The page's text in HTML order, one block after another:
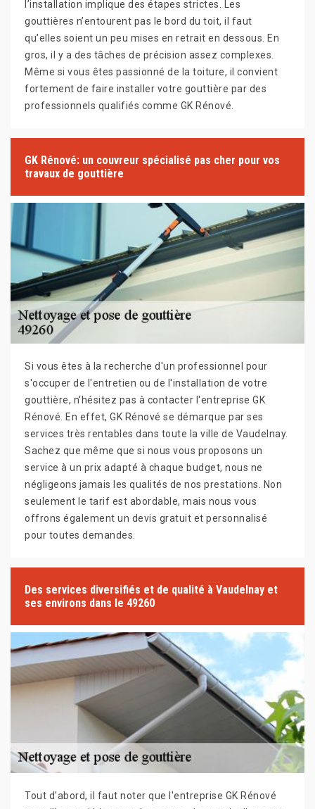
l’installation implique des étapes strictes. Les
gouttières n’entourent pas le bord du toit, il faut
qu’elles soient un peu mises en retrait en dessous. En
gros, il y a des tâches de précision assez complexes.
Même si vous êtes passionné de la toiture, il convient
fortement de faire installer votre gouttière par des
professionnels qualifiés comme GK Rénové.
GK Rénové: un couvreur spécialisé pas cher pour vos
travaux de gouttière
Si vous êtes à la recherche d'un professionnel pour
s'occuper de l'entretien ou de l'installation de votre
gouttière, n'hésitez pas à contacter l'entreprise GK
Rénové. En effet, GK Rénové se démarque par ses
services très rentables dans toute la ville de Vaudelnay.
Sachez que même que si nous vous proposons un
service à un prix adapté à chaque budget, nous ne
négligeons jamais les qualités de nos prestations. Non
seulement le tarif est abordable, mais nous vous
offrons également un devis gratuit et personnalisé
pour toutes demandes.
Des services diversifiés et de qualité à Vaudelnay et
ses environs dans le 49260
Tout d'abord, il faut noter que l'entreprise GK Rénové